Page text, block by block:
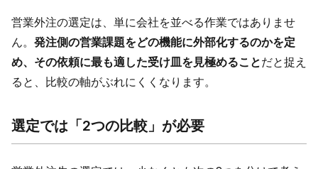
営業外注の選定は、単に会社を並べる作業ではありませ
ん。 発注側の営業課題をどの機能に外部化するのかを定
め、その依頼に最も適した受け皿を見極めることだと捉え
ると、比較の軸がぶれにくくなります。
選定では「2つの比較」が必要